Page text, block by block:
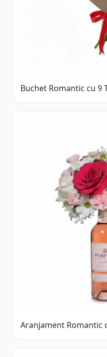
Buchet Romantic cu 9
Aranjament Romantic
Flori pastel